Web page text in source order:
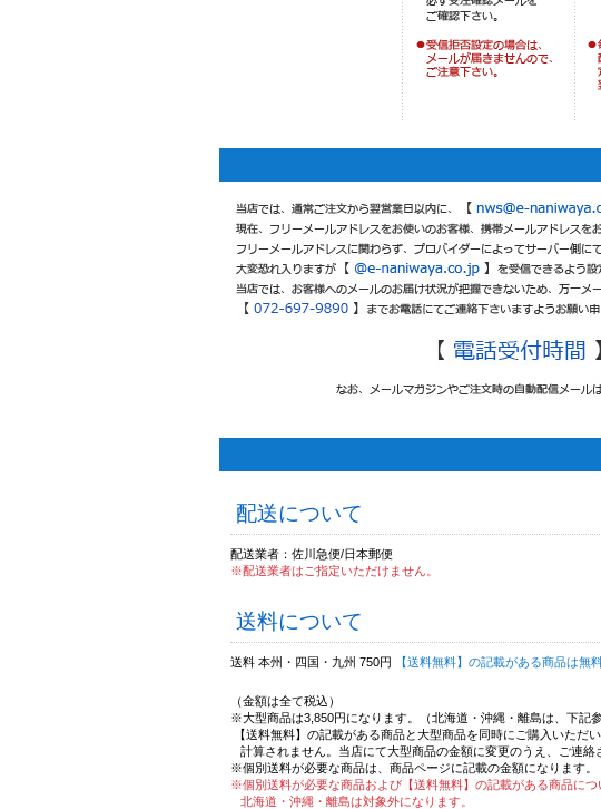
配送について
配送業者：佐川急便/日本郵便
※配送業者はご指定いただけません。
送料について
送料 本州・四国・九州 750円 【送料無料】の記載がある商品は無料
（金額は全て税込）
※大型商品は3,850円になります。（北海道・沖縄・離島は、下記参
【送料無料】の記載がある商品と大型商品を同時にご購入いただ
計算されません。当店にて大型商品の金額に変更のうえ、ご連絡
※個別送料が必要な商品は、商品ページに記載の金額になります。
※個別送料が必要な商品および【送料無料】の記載がある商品につ
北海道・沖縄・離島は対象外になります。